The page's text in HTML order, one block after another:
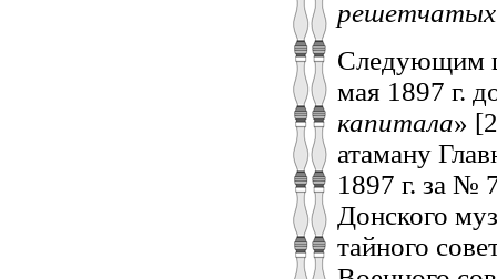
решетчатых
Следующим
мая 1897 г.
капитала»
атаману
1897 г. за №
Донского
тайного